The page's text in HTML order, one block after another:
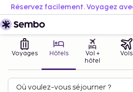
Voyages Hôtels
Vol +
hôtel
Vols
Où voulez-vous séjourner ?